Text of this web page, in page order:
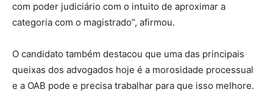
com poder judiciário com o intuito de aproximar a
categoria com o magistrado”, afirmou.
O candidato também destacou que uma das principais
queixas dos advogados hoje é a morosidade processual
e a OAB pode e precisa trabalhar para que isso melhore.